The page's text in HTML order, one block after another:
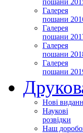
пошани
Галерея
пошани
Галерея
пошани
Галерея
пошани
Галерея
пошани
Нові
Наукові
розвідки
Наш